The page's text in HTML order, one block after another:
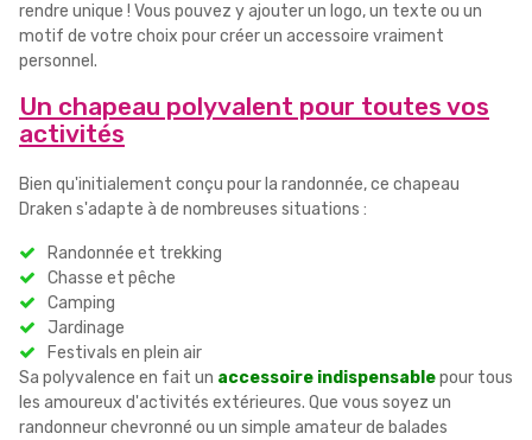
rendre unique ! Vous pouvez y ajouter un logo, un texte ou un
motif de votre choix pour créer un accessoire vraiment
personnel.
Un chapeau polyvalent pour toutes vos
activités
Bien qu'initialement conçu pour la randonnée, ce chapeau
Draken s'adapte à de nombreuses situations :
Randonnée et trekking
Chasse et pêche
Camping
Jardinage
Festivals en plein air
Sa polyvalence en fait un accessoire indispensablepour tous
les amoureux d'activités extérieures. Que vous soyez un
randonneur chevronné ou un simple amateur de balades